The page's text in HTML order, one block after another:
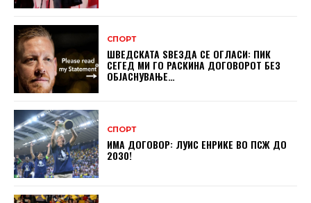
СПОРТ
ШВЕДСКАТА ЅВЕЗДА СЕ ОГЛАСИ: ПИК
СЕГЕД МИ ГО РАСКИНА ДОГОВОРОТ БЕЗ
ОБЈАСНУВАЊЕ…
СПОРТ
ИМА ДОГОВОР: ЛУИС ЕНРИКЕ ВО ПСЖ ДО
2030!